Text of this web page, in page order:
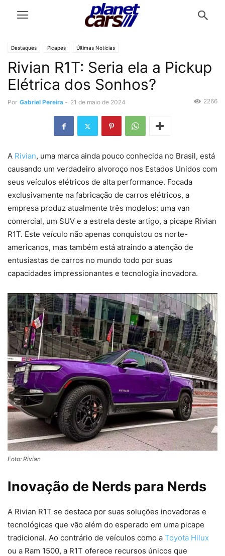
Destaques Picapes Últimas Notícias
Rivian R1T: Seria ela a Pickup
Elétrica dos Sonhos?
Por Gabriel Pereira - 21 de maio de 2024 2266
A Rivian, uma marca ainda pouco conhecida no Brasil, está
causando um verdadeiro alvoroço nos Estados Unidos com
seus veículos elétricos de alta performance. Focada
exclusivamente na fabricação de carros elétricos, a
empresa produz atualmente três modelos: uma van
comercial, um SUV e a estrela deste artigo, a picape Rivian
R1T. Este veículo não apenas conquistou os norte-
americanos, mas também está atraindo a atenção de
entusiastas de carros no mundo todo por suas
capacidades impressionantes e tecnologia inovadora.
Foto: Rivian
Inovação de Nerds para Nerds
A Rivian R1T se destaca por suas soluções inovadoras e
tecnológicas que vão além do esperado em uma picape
tradicional. Ao contrário de veículos como a Toyota Hilux
ou a Ram 1500, a R1T oferece recursos únicos que